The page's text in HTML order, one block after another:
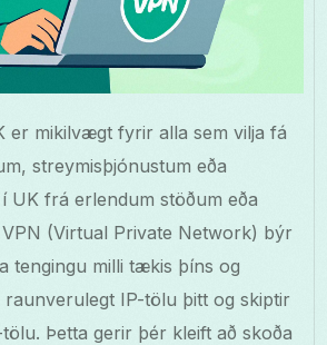
er mikilvægt fyrir alla sem vilja fá
streymisþjónustum eða
UK frá erlendum stöðum eða
(Virtual Private Network) býr
tengingu milli tækis þíns og
IP-tölu þitt og skiptir
Þetta gerir þér kleift að skoða